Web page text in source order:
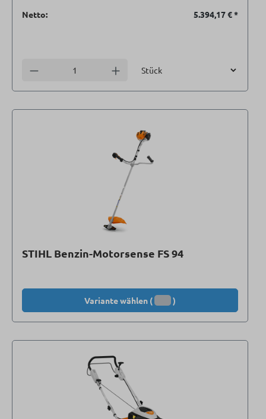
Netto: 5.394,17 €*
Anzahl verringern Anzahl erhöhen
STIHL Benzin-Motorsense FS 94
Variante wählen ( )